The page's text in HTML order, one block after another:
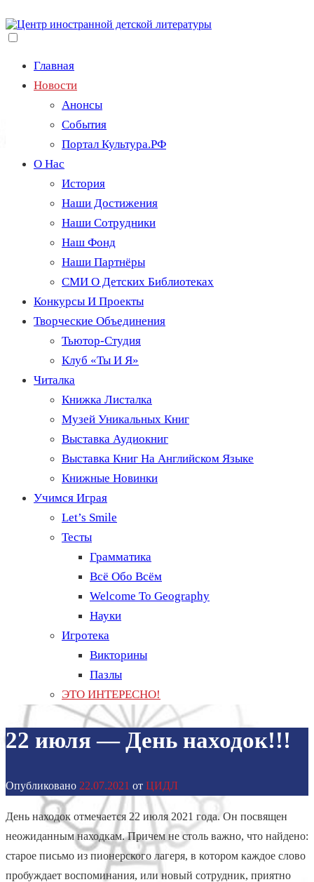
к
содержимому
видимости
Главная
Новости
Анонсы
События
Портал Культура.РФ
О Нас
История
Наши Достижения
Наши Сотрудники
Наш Фонд
Наши Партнёры
СМИ О Детских Библиотеках
Конкурсы И Проекты
Творческие Объединения
Тьютор-Студия
Клуб «Ты И Я»
Читалка
Книжка Листалка
Музей Уникальных Книг
Выставка Аудиокниг
Выставка Книг На Английском Языке
Книжные Новинки
Учимся Играя
Let’s Smile
Тесты
Грамматика
Всё Обо Всём
Welcome To Geography
Науки
Игротека
Викторины
Пазлы
ЭТО ИНТЕРЕСНО!
22 июля — День находок!!!
Опубликовано 22.07.2021 от ЦИДЛ
День находок отмечается 22 июля 2021 года. Он посвящен
неожиданным находкам. Причем не столь важно, что найдено:
старое письмо из пионерского лагеря, в котором каждое слово
пробуждает воспоминания, или новый сотрудник, приятно